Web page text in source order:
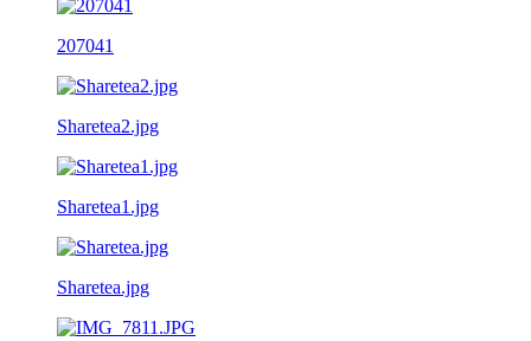
207041
Sharetea2.jpg
Sharetea1.jpg
Sharetea.jpg